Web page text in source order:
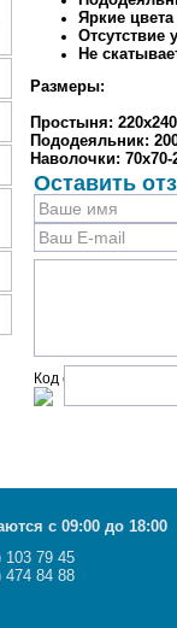
Яркие
Отсутствие
Не
Размеры:
Простыня:
Пододеяльник:
Наволочки: 70х70-
Оставить
Код с рисунка:
с 09:00 до 18:00
103 79 45
474 84 88